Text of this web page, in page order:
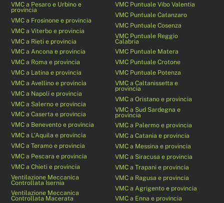
VMC a Pesaro e Urbino e
provincia
VMC a Frosinone e provincia
VMC a Viterbo e provincia
VMC a Rieti e provincia
VMC a Ancona e provincia
VMC a Roma e provincia
VMC a Latina e provincia
VMC a Avellino e provincia
VMC a Napoli e provincia
VMC a Salerno e provincia
VMC a Caserta e provincia
VMC a Benevento e provincia
VMC a L’Aquila e provincia
VMC a Teramo e provincia
VMC a Pescara e provincia
VMC a Chieti e provincia
Ventilazione Meccanica
Controllata Isernia
Ventilazione Meccanica
Controllata Macerata
VMC Puntuale Vibo Valentia
VMC Puntuale Catanzaro
VMC Puntuale Cosenza
VMC Puntuale Reggio
Calabria
VMC Puntuale Matera
VMC Puntuale Crotone
VMC Puntuale Potenza
VMC a Caltanissetta e
provincia
VMC a Oristano e provincia
VMC a Sud Sardegna e
provincia
VMC a Palermo e provincia
VMC a Catania e provincia
VMC a Messina e provincia
VMC a Siracusa e provincia
VMC a Trapani e provincia
VMC a Ragusa e provincia
VMC a Agrigento e provincia
VMC a Enna e provincia